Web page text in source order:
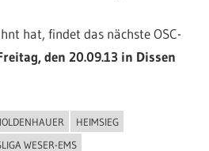
hat, findet das nächste OSC-
den 20.09.13 in Dissen
HEIMSIEG
WESER-EMS